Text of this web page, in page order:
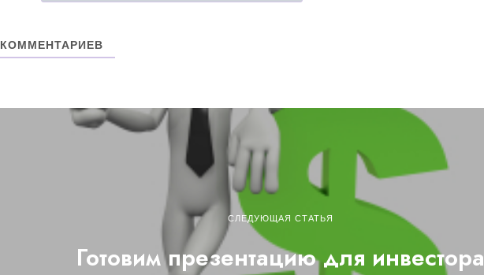
КОММЕНТАРИЕВ
СЛЕДУЮЩАЯ СТАТЬЯ
Готовим презентацию для инвестора